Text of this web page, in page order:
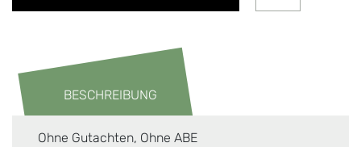
BESCHREIBUNG
Ohne Gutachten, Ohne ABE